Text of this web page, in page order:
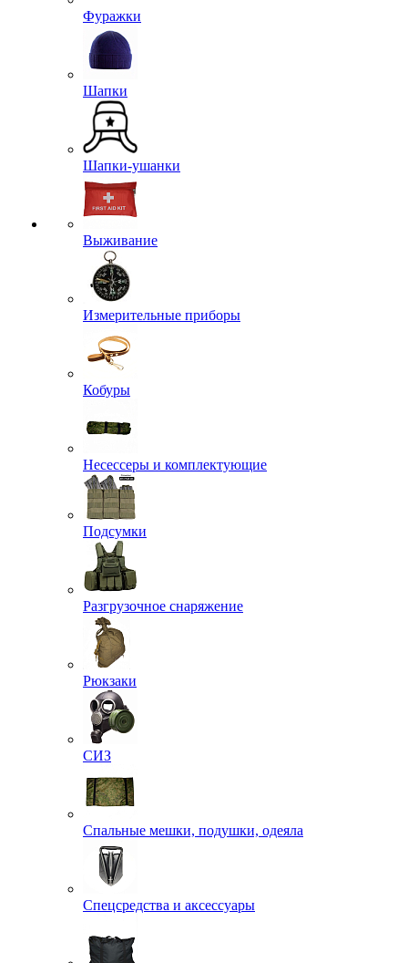
Фуражки
Шапки
Шапки-ушанки
Выживание
Измерительные приборы
Кобуры
Несессеры и комплектующие
Подсумки
Разгрузочное снаряжение
Рюкзаки
СИЗ
Спальные мешки, подушки, одеяла
Спецсредства и аксессуары